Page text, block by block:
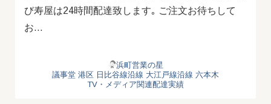
び寿屋は24時間配達致します｡ ご注文お待ちして
お…
浜町営業の星
議事堂 港区 日比谷線沿線 大江戸線沿線 六本木
TV・メディア関連配達実績